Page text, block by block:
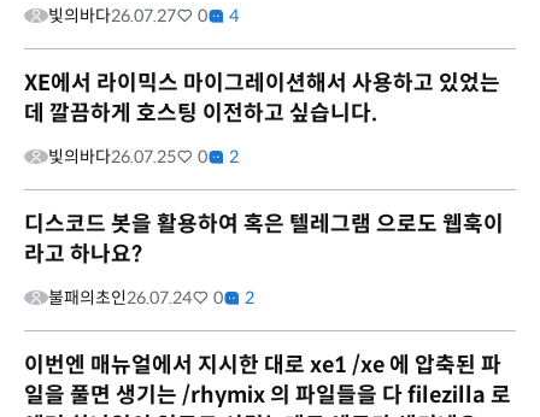
빛의바다26.07.27 0 4
XE에서 라이믹스 마이그레이션해서 사용하고 있었는
데 깔끔하게 호스팅 이전하고 싶습니다.
빛의바다26.07.25 0 2
디스코드 봇을 활용하여 혹은 텔레그램 으로도 웹훅이
라고 하나요?
불패의초인26.07.24 0 2
이번엔 매뉴얼에서 지시한 대로 xe1 /xe 에 압축된 파
일을 풀면 생기는 /rhymix 의 파일들을 다 filezilla 로